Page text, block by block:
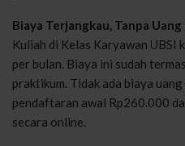
Biaya Terjangkau, Tanpa
Kuliah di Kelas Karyawan UBSI
per bulan. Biaya ini sudah
praktikum. Tidak ada biaya
pendaftaran awal Rp260.000
secara online.